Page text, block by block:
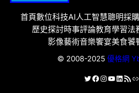
首頁數位科技AI人工智慧聰明採購
歷史探討時事評論教育學習法
影像藝術音樂饗宴美食饕
© 2008-2025 優格網
X Facebook
Instagram
YouTube
RSS 資訊提供連結